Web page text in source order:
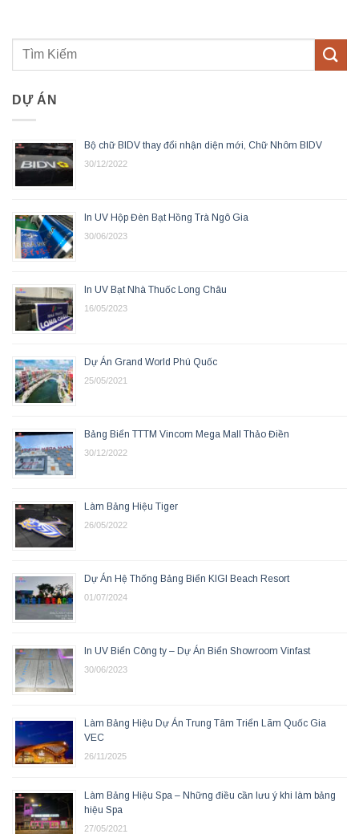
DỰ ÁN
Bộ chữ BIDV thay đổi nhận diện mới, Chữ Nhôm BIDV
30/12/2022
In UV Hộp Đèn Bạt Hồng Trà Ngô Gia
30/06/2023
In UV Bạt Nhà Thuốc Long Châu
16/05/2023
Dự Án Grand World Phú Quốc
25/05/2021
Bảng Biển TTTM Vincom Mega Mall Thảo Điền
30/12/2022
Làm Bảng Hiệu Tiger
26/05/2022
Dự Án Hệ Thống Bảng Biển KIGI Beach Resort
01/07/2024
In UV Biển Công ty – Dự Án Biển Showroom Vinfast
30/06/2023
Làm Bảng Hiệu Dự Án Trung Tâm Triển Lãm Quốc Gia
VEC
26/11/2025
Làm Bảng Hiệu Spa – Những điều cần lưu ý khi làm bảng
hiệu Spa
27/05/2021